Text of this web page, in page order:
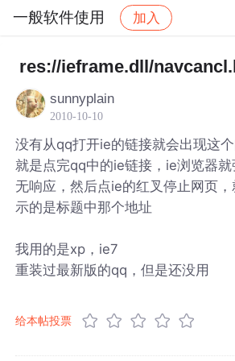
一般软件使用 加入
一般软件使用 帖子详情
res://ieframe.dll/
sunnyplain
2010-10-10
没有从qq打开ie的链接就会出现这
就是点完qq中的ie链接，ie浏览器
无响应，然后点ie的红叉停止网页
示的是标题中那个地址
我用的是xp，ie7
重装过最新版的qq，但是还没用
给本帖投票